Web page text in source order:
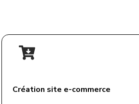
Création site e-commerce